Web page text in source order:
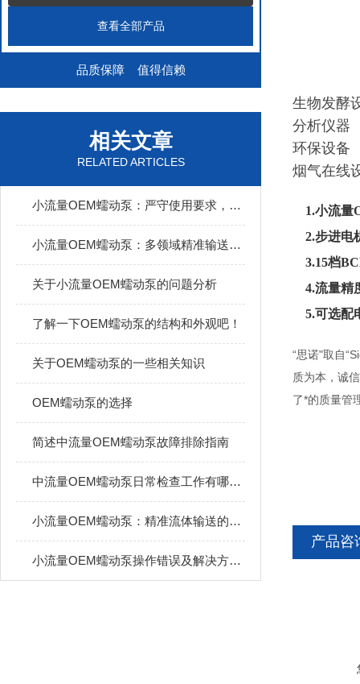
查看全部产品
品质保障 值得信赖
相关文章
RELATED ARTICLES
小流量OEM蠕动泵：严守使用要求，释放核心效能
小流量OEM蠕动泵：多领域精准输送的得力助手
关于小流量OEM蠕动泵的问题分析
了解一下OEM蠕动泵的结构和外观吧！
关于OEM蠕动泵的一些相关知识
OEM蠕动泵的选择
简述中流量OEM蠕动泵故障排除指南
中流量OEM蠕动泵日常检查工作有哪些？
小流量OEM蠕动泵：精准流体输送的得力助手
小流量OEM蠕动泵操作错误及解决方案全解析
生物发酵
分析仪器
环保设备
烟气在线
1.小流量
2.步进电
3.15档
4.流量精
5.可选配
“思诺"取自
质为本，诚
了*的质量管
产品咨